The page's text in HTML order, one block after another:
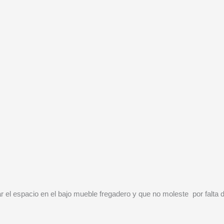
el espacio en el bajo mueble fregadero y que no moleste por falta